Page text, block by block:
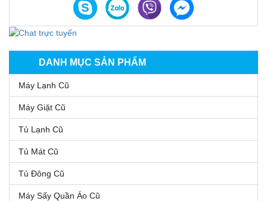
DANH MỤC SẢN PHẨM
Máy Lạnh Cũ
Máy Giặt Cũ
Tủ Lạnh Cũ
Tủ Mát Cũ
Tủ Đông Cũ
Máy Sấy Quần Áo Cũ